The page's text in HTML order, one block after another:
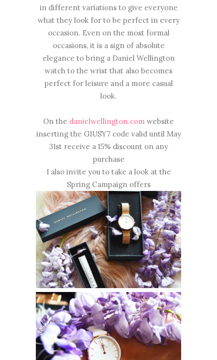
in different variations to give everyone
what they look for to be perfect in every
occasion. Even on the most formal
occasions, it is a sign of absolute
elegance to bring a Daniel Wellington
watch to the wrist that also becomes
perfect for leisure and a more casual
look.
On the danielwellington.com website
inserting the GIUSY7 code valid until May
31st receive a 15% discount on any
purchase
I also invite you to take a look at the
Spring Campaign offers